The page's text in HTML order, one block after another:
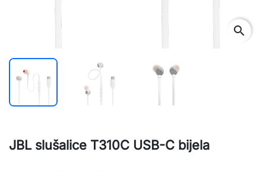
search
JBL slušalice T310C USB-C bijela